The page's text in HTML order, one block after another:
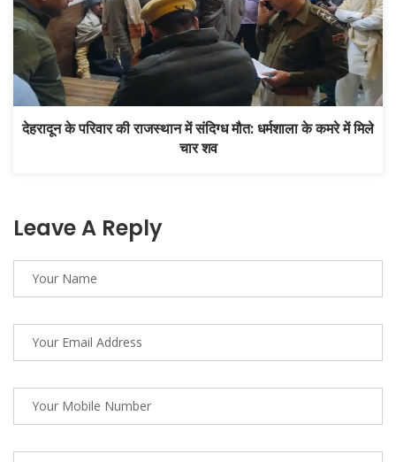
देहरादून के परिवार की राजस्थान में संदिग्ध मौत: धर्मशाला के कमरे में मिले
चार शव
Leave A Reply